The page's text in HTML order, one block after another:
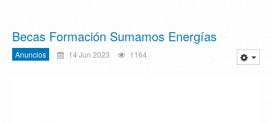
Becas Formación Sumamos Energías
Anuncios 14 Jun 2023 1164